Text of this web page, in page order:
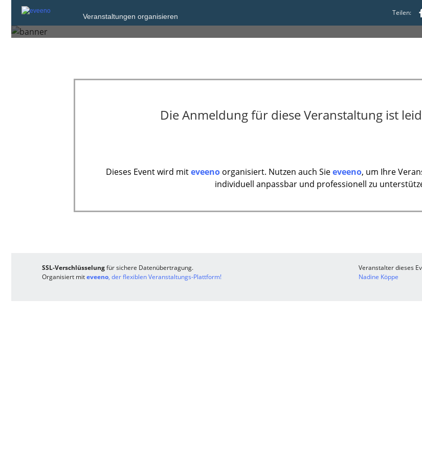
Veranstaltungen organisieren Teilen:
Hannover
Die Anmeldung für diese Veranstaltung ist
Dieses Event wird miteveeno organisiert. Nutzen auch Sieeveeno, um Ihre
individuell anpassbar und professionell zu
SSL-Verschlüsselungfür sichere Datenübertragung.
Organisiert miteveeno, der flexiblen Veranstaltungs-Plattform!
Veranstalter dieses
Nadine Köppe